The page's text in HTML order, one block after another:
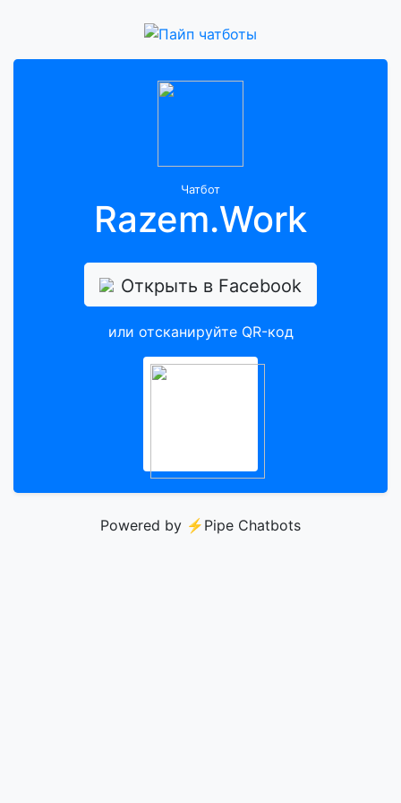
Чатбот
Razem.Work
Открыть в Facebook
или отсканируйте QR-код
Powered by ⚡️ Pipe Chatbots